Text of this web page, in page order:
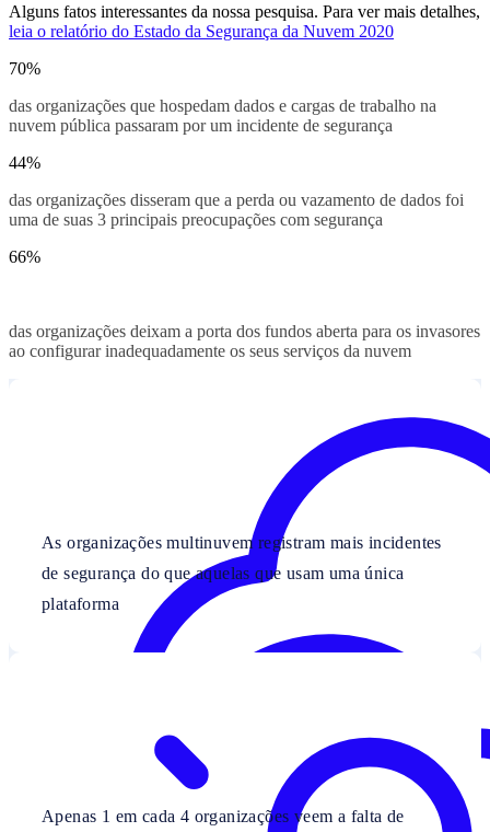
Alguns fatos interessantes da nossa pesquisa. Para ver mais detalhes,
leia o relatório do Estado da Segurança da Nuvem 2020
70%
das organizações que hospedam dados e cargas de trabalho na
nuvem pública passaram por um incidente de segurança
44%
das organizações disseram que a perda ou vazamento de dados foi
uma de suas 3 principais preocupações com segurança
66%
das organizações deixam a porta dos fundos aberta para os invasores
ao configurar inadequadamente os seus serviços da nuvem
As organizações multinuvem registram mais incidentes
de segurança do que aquelas que usam uma única
plataforma
Apenas 1 em cada 4 organizações veem a falta de